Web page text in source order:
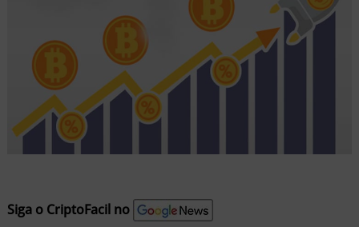
Siga o CriptoFacil no